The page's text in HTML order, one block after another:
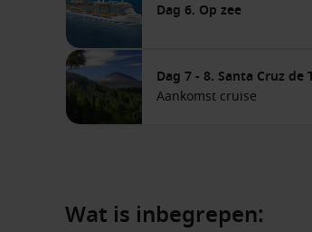
Dag 6. Op zee
Dag 7 - 8. Santa Cruz de
Aankomst cruise
Wat is inbegrepen: